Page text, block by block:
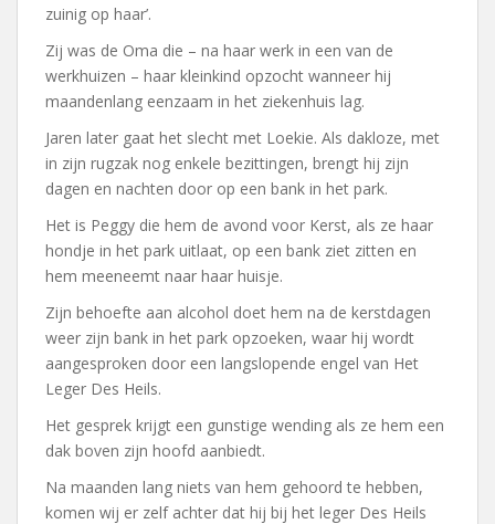
zuinig op haar’.
Zij was de Oma die – na haar werk in een van de
werkhuizen – haar kleinkind opzocht wanneer hij
maandenlang eenzaam in het ziekenhuis lag.
Jaren later gaat het slecht met Loekie. Als dakloze, met
in zijn rugzak nog enkele bezittingen, brengt hij zijn
dagen en nachten door op een bank in het park.
Het is Peggy die hem de avond voor Kerst, als ze haar
hondje in het park uitlaat, op een bank ziet zitten en
hem meeneemt naar haar huisje.
Zijn behoefte aan alcohol doet hem na de kerstdagen
weer zijn bank in het park opzoeken, waar hij wordt
aangesproken door een langslopende engel van Het
Leger Des Heils.
Het gesprek krijgt een gunstige wending als ze hem een
dak boven zijn hoofd aanbiedt.
Na maanden lang niets van hem gehoord te hebben,
komen wij er zelf achter dat hij bij het leger Des Heils